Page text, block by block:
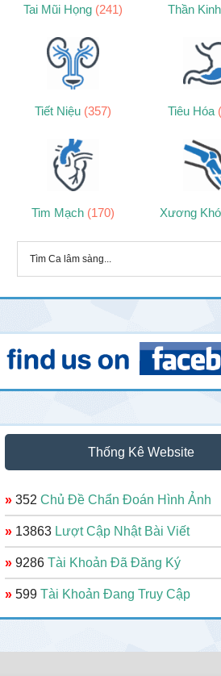
Tai Mũi Họng (241) Thần Kinh
Tiết Niệu (357) Tiêu Hóa
Tim Mạch (170) Xương
Thống Kê Website
» 352 Chủ Đề Chẩn Đoán Hình Ảnh
» 13863 Lượt Cập Nhật Bài Viết
» 9286 Tài Khoản Đã Đăng Ký
» 599 Tài Khoản Đang Truy Cập